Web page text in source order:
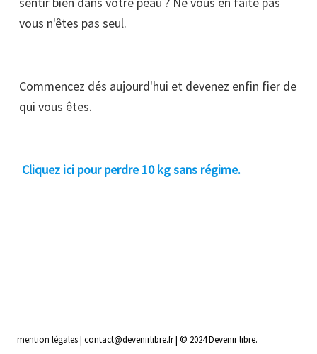
vous n'êtes pas seul.
Commencez dés aujourd'hui et devenez enfin fier de
qui vous êtes.
Cliquez ici pour perdre 10 kg sans régime.
mention légales| contact@devenirlibre.fr | © 2024 Devenir libre.